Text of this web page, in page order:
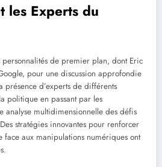
les Experts du
de premier plan, dont Eric
pour une discussion approfondie
présence d’experts de différents
politique en passant par les
analyse multidimensionnelle des défis
stratégies innovantes pour renforcer
face aux manipulations numériques ont